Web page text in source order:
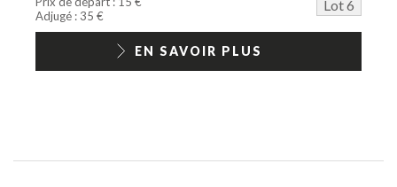
Lot 6
Adjugé : 35 €
EN SAVOIR PLUS